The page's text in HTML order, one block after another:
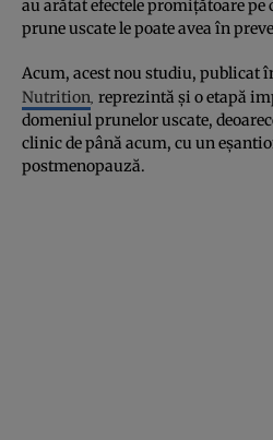
au arătat efectele promițătoare
prune uscate le poate avea în
Acum, acest nou studiu, publicat
Nutrition reprezintă și o etapă
domeniul prunelor uscate,
clinic de până acum, cu un
postmenopauză.